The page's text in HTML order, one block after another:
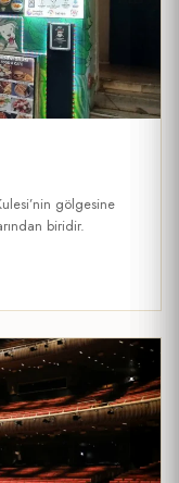
gölgesine
biridir.